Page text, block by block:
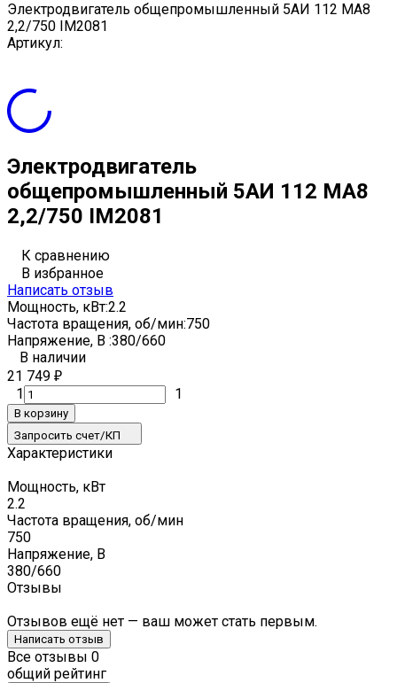
Электродвигатель общепромышленный 5АИ 112 МА8
2,2/750 IM2081
Артикул:
Электродвигатель
общепромышленный 5АИ 112 МА8
2,2/750 IM2081
К сравнению
В избранное
Написать отзыв
Мощность, кВт:2.2
Частота вращения, об/мин:750
Напряжение, В :380/660
В наличии
21 749 ₽
1 1
В корзину
Запросить счет/КП
Характеристики
Мощность, кВт
2.2
Частота вращения, об/мин
750
Напряжение, В
380/660
Отзывы
Отзывов ещё нет — ваш может стать первым.
Написать отзыв
Все отзывы 0
общий рейтинг